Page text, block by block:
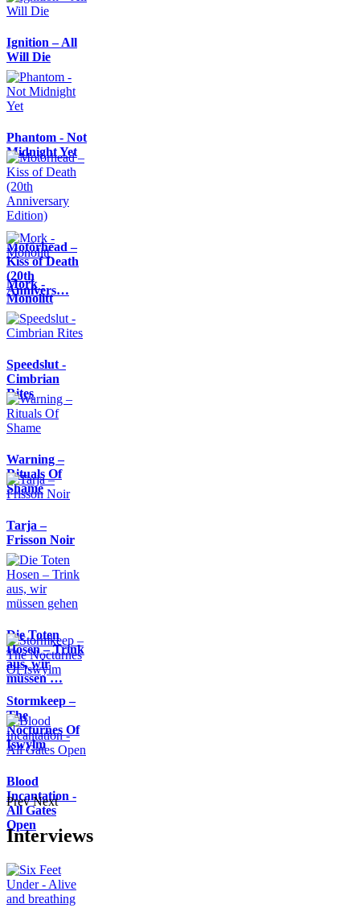
Ignition – All
Will Die
Phantom - Not
Midnight Yet
Motörhead –
Kiss of Death
(20th
Annivers…
Mork -
Monolitt
Speedslut -
Cimbrian
Rites
Warning –
Rituals Of
Shame
Tarja –
Frisson Noir
Die Toten
Hosen – Trink
aus, wir
müssen …
Stormkeep –
The
Nocturnes Of
Iswylm
Blood
Incantation -
All Gates
Open
Prev Next
Interviews